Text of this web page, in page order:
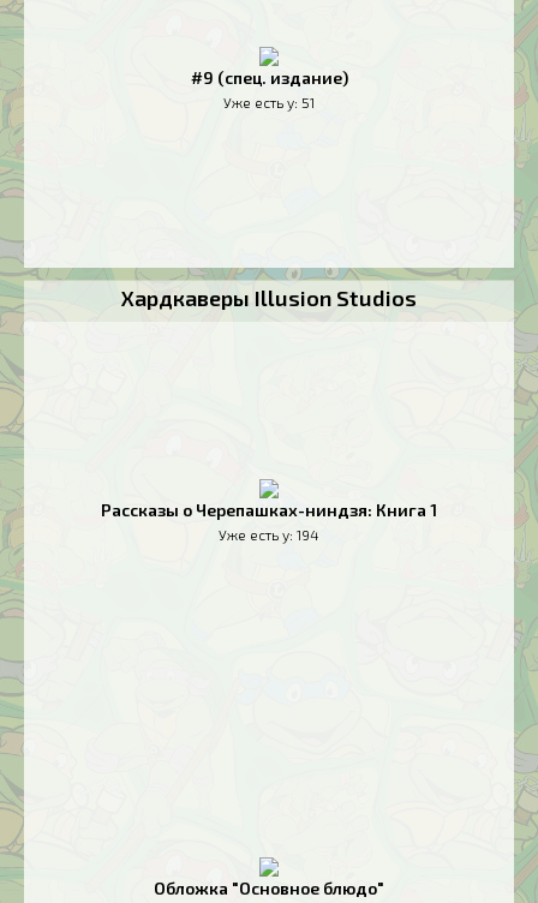
#9 (спец. издание)
Уже есть у: 51
Хардкаверы Illusion Studios
Рассказы о Черепашках-ниндзя: Книга 1
Уже есть у: 194
Обложка "Основное блюдо"